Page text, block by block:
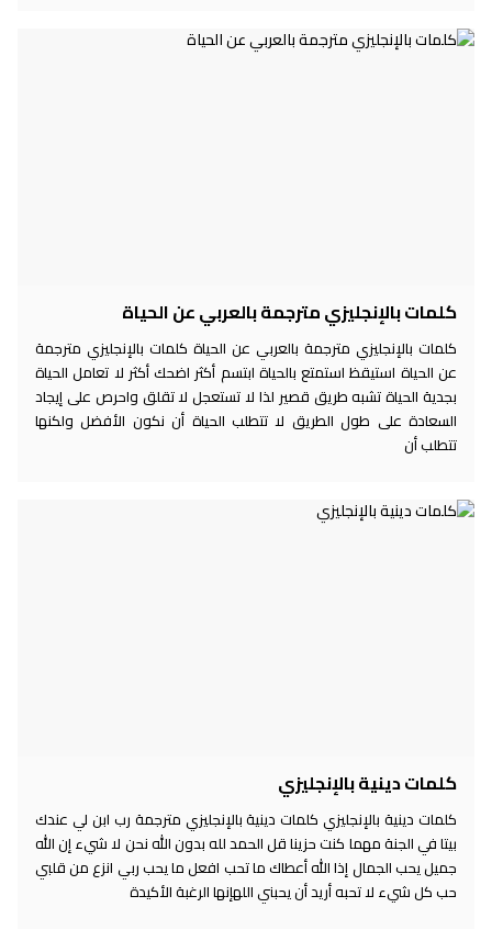
كلمات بالإنجليزي مترجمة بالعربي عن الحياة
كلمات بالإنجليزي مترجمة بالعربي عن الحياة كلمات بالإنجليزي مترجمة
عن الحياة استيقظ استمتع بالحياة ابتسم أكثر اضحك أكثر لا تعامل الحياة
بجدية الحياة تشبه طريق قصير لذا لا تستعجل لا تقلق واحرص على إيجاد
السعادة على طول الطريق لا تتطلب الحياة أن نكون الأفضل ولكنها
تتطلب أن
كلمات دينية بالإنجليزي
كلمات دينية بالإنجليزي كلمات دينية بالإنجليزي مترجمة رب ابن لي عندك
بيتا في الجنة مهما كنت حزينا قل الحمد لله بدون الله نحن لا شيء إن الله
جميل يحب الجمال إذا الله أعطاك ما تحب افعل ما يحب ربي انزع من قلبي
حب كل شيء لا تحبه أريد أن يحبني اللهإنها الرغبة الأكيدة